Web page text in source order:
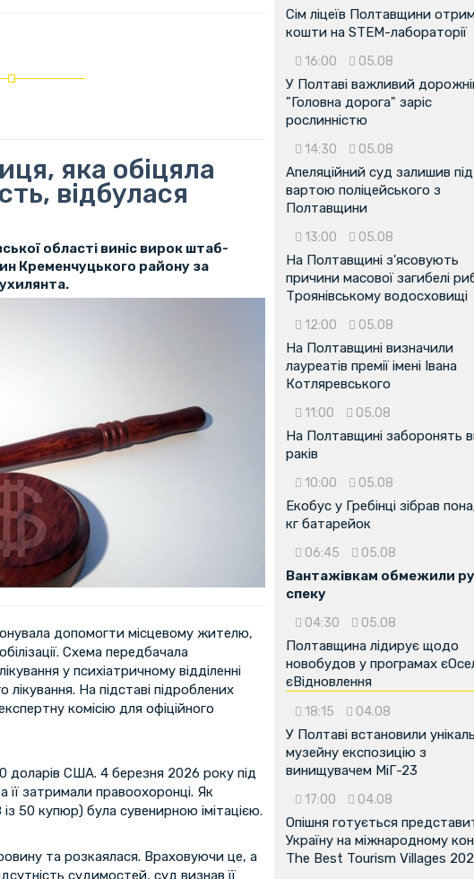
яка обіцяла
відбулася
області виніс вирок штаб-
Кременчуцького району за
допомогти місцевому жителю,
Схема передбачала
у психіатричному відділенні
лікування. На підставі підроблених
комісію для офіційного
доларів США. 4 березня 2026 року під
її затримали правоохоронці. Як
50 купюр) була сувенирною імітацією.
та розкаялася. Враховуючи це, а
судимостей, суд визнав її
Сім ліцеїв Полтавщини
кошти на STEM-лабораторії
16:00 05.08
У Полтаві важливий
"Головна дорога" заріс
рослинністю
14:30 05.08
Апеляційний суд залишив під
вартою поліцейського з
Полтавщини
13:00 05.08
На Полтавщині з'ясовують
причини масової загибелі
Троянівському водосховищі
12:00 05.08
На Полтавщині визначили
лауреатів премії імені Івана
Котляревського
11:00 05.08
На Полтавщині заборонять
раків
10:00 05.08
Екобус у Гребінці зібрав
кг батарейок
06:45 05.08
Вантажівкам обмежили
спеку
04:30 05.08
Полтавщина лідирує щодо
новобудов у програмах
єВідновлення
18:15 04.08
У Полтаві встановили
музейну експозицію з
винищувачем МіГ-23
17:00 04.08
Опішня готується
Україну на міжнародному
The Best Tourism Villages